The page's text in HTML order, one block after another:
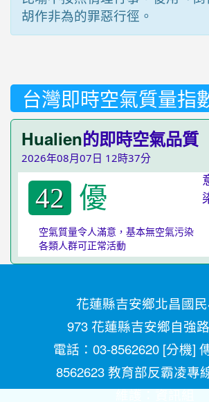
胡作非為的罪惡行徑。
台灣即時空氣質量指
Hualien的即時空氣品質
2026年08月07日 12時37分
42 優
空氣質量令人滿意，基本無空氣污染
各類人群可正常活動
花蓮縣吉安鄉北昌國
973 花蓮縣吉安鄉自強
電話：03-8562620 [分機]
8562623 教育部反霸凌專
維護：資訊組